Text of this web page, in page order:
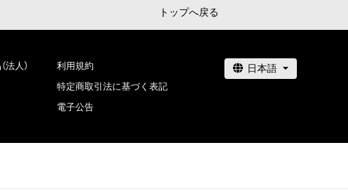
トップへ戻る
法人）
利用規約
特定商取引法に基づく表記
電子公告